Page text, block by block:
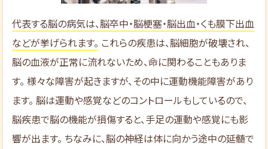
代表する脳の病気は、脳卒中・脳梗塞・脳出血・くも膜下出血
などが挙げられます。 これらの疾患は、脳細胞が破壊され、
脳の血液が正常に流れないため、命に関わることもありま
す。 様々な障害が起きますが、その中に運動機能障害があり
ます。 脳は運動や感覚などのコントロールもしているので、
脳疾患で脳の機能が損傷すると、手足の運動や感覚にも影
響が出ます。 ちなみに、脳の神経は体に向かう途中の延髄で